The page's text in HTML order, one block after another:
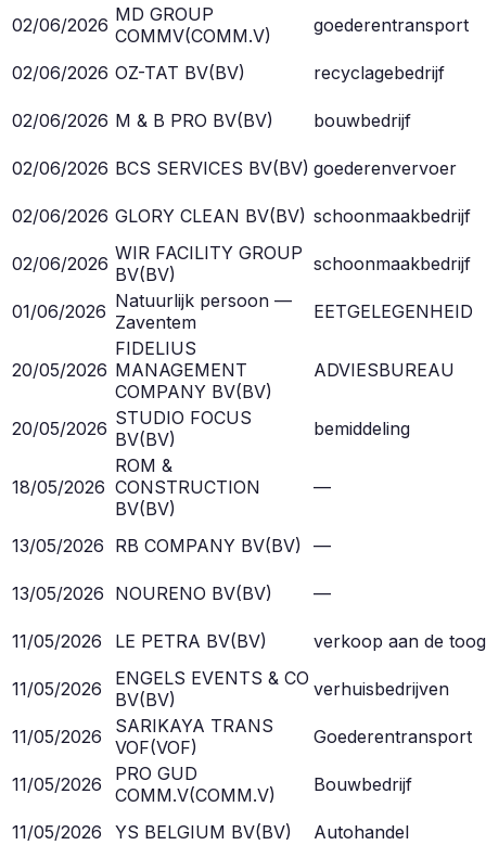
02/06/2026 MD GROUP
COMMV(COMM.V) goederentransport
02/06/2026 OZ-TAT BV(BV) recyclagebedrijf
02/06/2026 M & B PRO BV(BV) bouwbedrijf
02/06/2026 BCS SERVICES BV(BV) goederenvervoer
02/06/2026 GLORY CLEAN BV(BV) schoonmaakbedrijf
02/06/2026 WIR FACILITY GROUP
BV(BV) schoonmaakbedrijf
01/06/2026 Natuurlijk persoon —
Zaventem
EETGELEGENHEID
20/05/2026
FIDELIUS
MANAGEMENT
COMPANY BV(BV)
ADVIESBUREAU
20/05/2026 STUDIO FOCUS
BV(BV) bemiddeling
18/05/2026
ROM &
CONSTRUCTION
BV(BV)
—
13/05/2026 RB COMPANY BV(BV) —
13/05/2026 NOURENO BV(BV) —
11/05/2026 LE PETRA BV(BV) verkoop aan de toog
11/05/2026
ENGELS EVENTS & CO
BV(BV) verhuisbedrijven
11/05/2026
SARIKAYA TRANS
VOF(VOF) Goederentransport
11/05/2026
PRO GUD
COMM.V(COMM.V) Bouwbedrijf
11/05/2026 YS BELGIUM BV(BV) Autohandel